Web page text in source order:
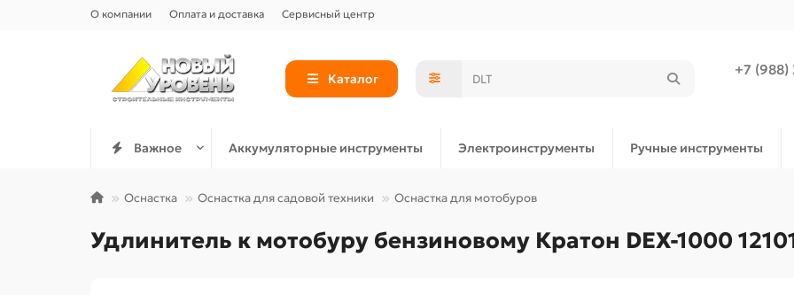
О компании Оплата и доставка Сервисный центр
Каталог
+7 (988)
Важное Аккумуляторные инструменты Электроинструменты Ручные инструменты
Оснастка Оснастка для садовой техники Оснастка для мотобуров
Удлинитель к мотобуру бензиновому Кратон DEX-1000